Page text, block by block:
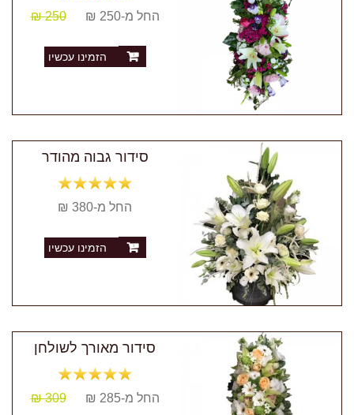
החל מ-250 ₪ 250 ₪
הזמינו עכשיו
סידור גבוה מהודר
החל מ-380 ₪
הזמינו עכשיו
סידור מאורך לשולחן
החל מ-285 ₪ 309 ₪